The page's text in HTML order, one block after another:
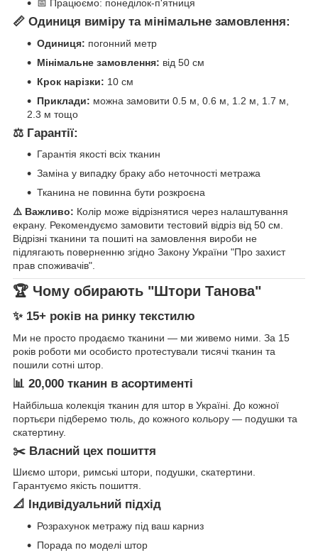
📅 Працюємо: понеділок-п'ятниця
📏 Одиниця виміру та мінімальне замовлення:
Одиниця: погонний метр
Мінімальне замовлення: від 50 см
Крок нарізки: 10 см
Приклади: можна замовити 0.5 м, 0.6 м, 1.2 м, 1.7 м,
2.3 м тощо
⚖️ Гарантії:
Гарантія якості всіх тканин
Заміна у випадку браку або неточності метража
Тканина не повинна бути розкроєна
⚠️ Важливо: Колір може відрізнятися через налаштування
екрану. Рекомендуємо замовити тестовий відріз від 50 см.
Відрізні тканини та пошиті на замовлення вироби не
підлягають поверненню згідно Закону України "Про захист
прав споживачів".
🏆 Чому обирають "Штори Танова"
✨ 15+ років на ринку текстилю
Ми не просто продаємо тканини — ми живемо ними. За 15
років роботи ми особисто протестували тисячі тканин та
пошили сотні штор.
📊 20,000 тканин в асортименті
Найбільша колекція тканин для штор в Україні. До кожної
портьєри підберемо тюль, до кожного кольору — подушки та
скатертину.
✂️ Власний цех пошиття
Шиємо штори, римські штори, подушки, скатертини.
Гарантуємо якість пошиття.
📐 Індивідуальний підхід
Розрахунок метражу під ваш карниз
Порада по моделі штор